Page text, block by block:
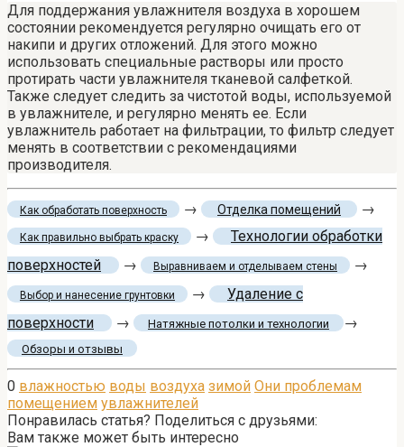
Для поддержания увлажнителя воздуха в хорошем
состоянии рекомендуется регулярно очищать его от
накипи и других отложений. Для этого можно
использовать специальные растворы или просто
протирать части увлажнителя тканевой салфеткой.
Также следует следить за чистотой воды, используемой
в увлажнителе, и регулярно менять ее. Если
увлажнитель работает на фильтрации, то фильтр следует
менять в соответствии с рекомендациями
производителя.
Как обработать поверхность → Отделка помещений →
Как правильно выбрать краску →
Технологии обработки
поверхностей
→ Выравниваем и отделываем стены →
Выбор и нанесение грунтовки →
Удаление с
поверхности
→ Натяжные потолки и технологии →
Обзоры и отзывы
0 влажностью воды воздуха зимой Они проблемам
помещением увлажнителей
Понравилась статья? Поделиться с друзьями:
Вам также может быть интересно